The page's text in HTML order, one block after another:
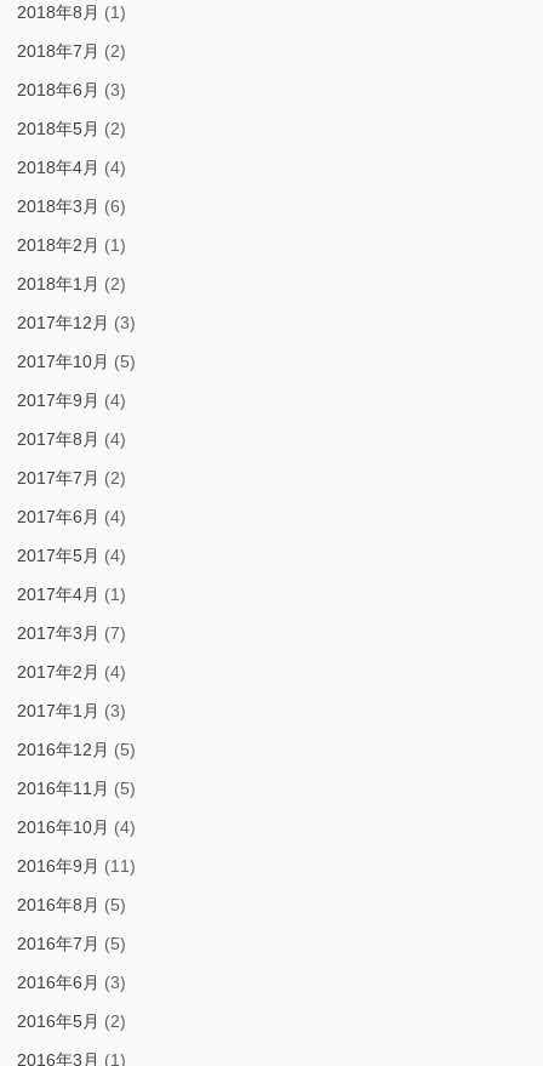
2018年8月 (1)
2018年7月 (2)
2018年6月 (3)
2018年5月 (2)
2018年4月 (4)
2018年3月 (6)
2018年2月 (1)
2018年1月 (2)
2017年12月 (3)
2017年10月 (5)
2017年9月 (4)
2017年8月 (4)
2017年7月 (2)
2017年6月 (4)
2017年5月 (4)
2017年4月 (1)
2017年3月 (7)
2017年2月 (4)
2017年1月 (3)
2016年12月 (5)
2016年11月 (5)
2016年10月 (4)
2016年9月 (11)
2016年8月 (5)
2016年7月 (5)
2016年6月 (3)
2016年5月 (2)
2016年3月 (1)